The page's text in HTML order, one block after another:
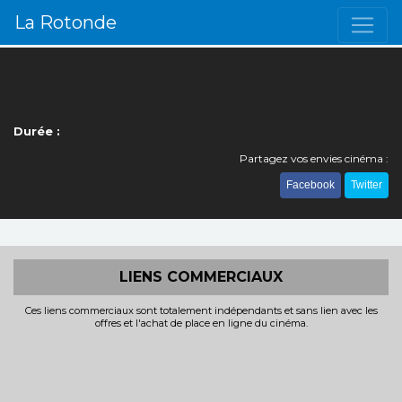
La Rotonde
Durée :
Partagez vos envies cinéma :
Facebook Twitter
LIENS COMMERCIAUX
Ces liens commerciaux sont totalement indépendants et sans lien avec les
offres et l'achat de place en ligne du cinéma.